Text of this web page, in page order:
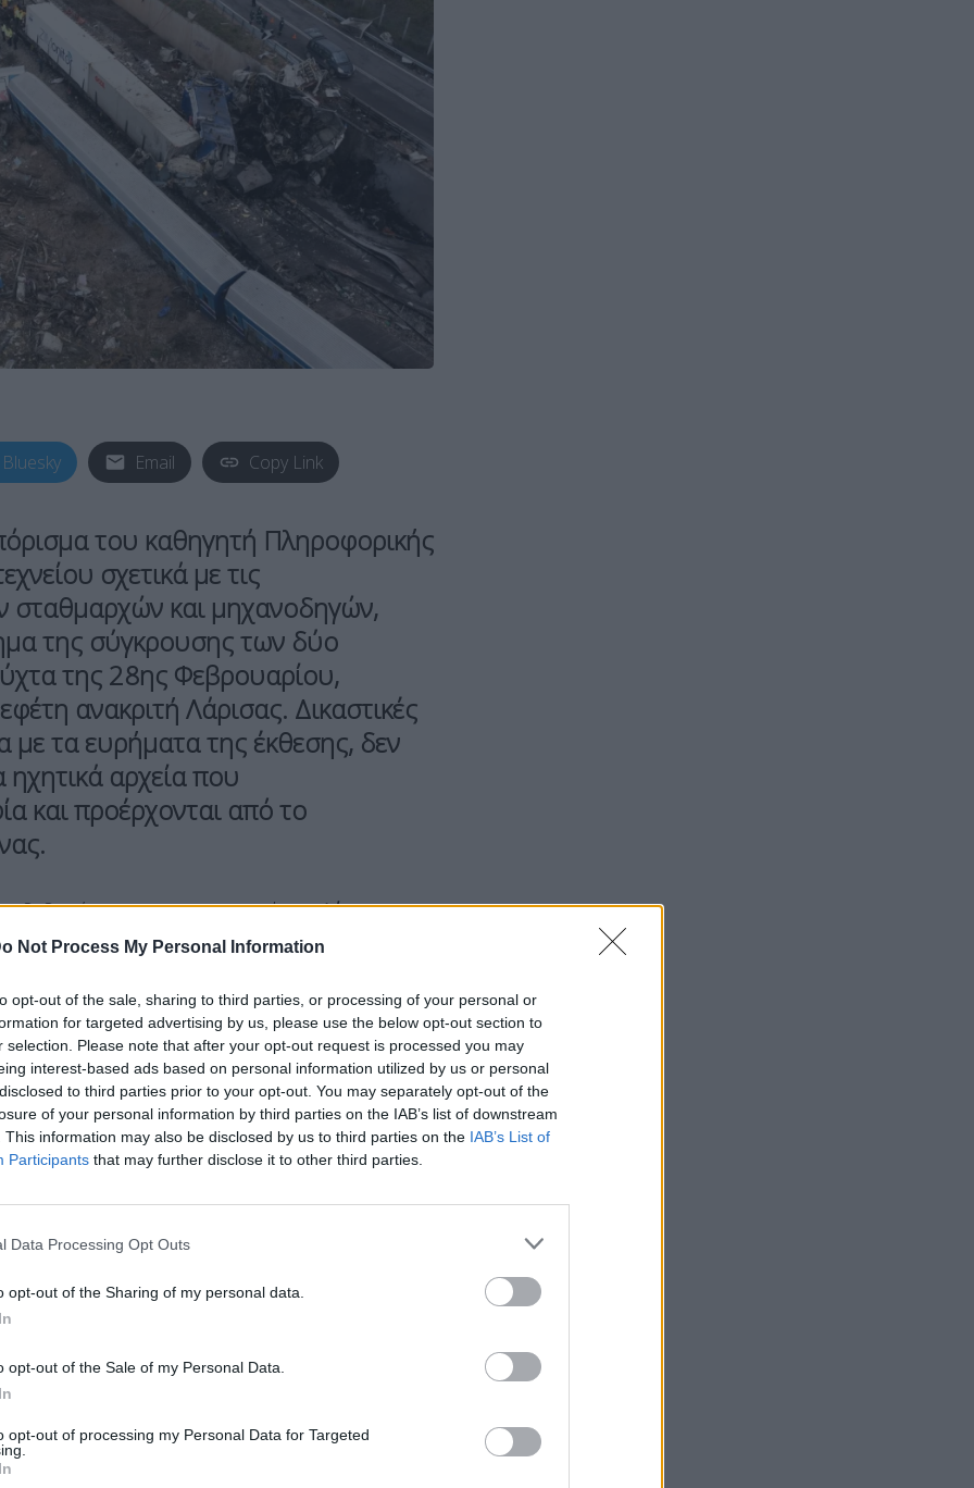
Not Process My Personal Information
opt-out of the sale, sharing to third parties, or processing of your personal or
for targeted advertising by us, please use the below opt-out section to
selection. Please note that after your opt-out request is processed you may
interest-based ads based on personal information utilized by us or personal
to third parties prior to your opt-out. You may separately opt-out of the
of your personal information by third parties on the IAB’s list of downstream
This information may also be disclosed by us to third parties on the IAB’s List of
Participants that may further disclose it to other third parties.
Data Processing Opt Outs
opt-out of the Sharing of my personal data.
opt-out of the Sale of my Personal Data.
opt-out of processing my Personal Data for Targeted
Bluesky Email Copy Link
του καθηγητή Πληροφορικής
σχετικά με τις
σταθμαρχών και μηχανοδηγών,
της σύγκρουσης των δύο
της 28ης Φεβρουαρίου,
ανακριτή Λάρισας. Δικαστικές
τα ευρήματα της έκθεσης, δεν
αρχεία που
και προέρχονται από το
δεδομένα του καταγραφικού τηςΛάρισαςκαι
ο εφέτης ανακριτής θα μπορεί να
ακρίβεια των ηχητικών ντοκουμέντων που
Μεταφορών του Υπουργείου, που
να απολογηθεί σήμερα, ζήτησε και έλαβε νέα
Φεβρουαρίου αναμένεται να κατατεθεί και το
τουΕθνικού Μετσόβειου Πολυτεχνείου
του Εθνικού Οργανισμού Διερεύνησης
του ιδιώτη από την Κατερίνη, το οποίο